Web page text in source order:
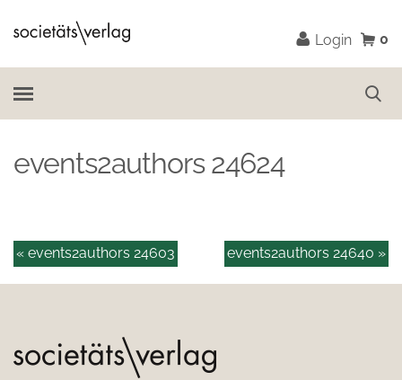
Login 0
events2authors 24624
events2authors 24640 »
« events2authors 24603